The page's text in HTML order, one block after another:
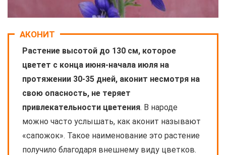
АКОНИТ
Растение высотой до 130 см, которое
цветет с конца июня-начала июля на
протяжении 30-35 дней, аконит несмотря на
свою опасность, не теряет
привлекательности цветения. В народе
можно часто услышать, как аконит называют
«сапожок». Такое наименование это растение
получило благодаря внешнему виду цветков.